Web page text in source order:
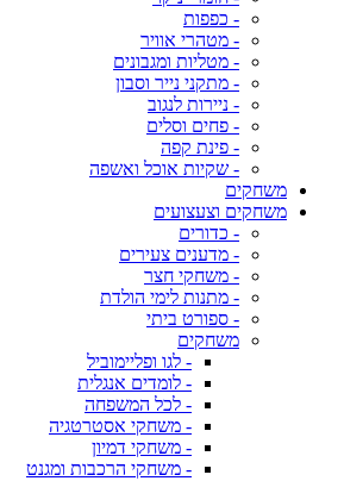
- כפפות
- מטהרי אוויר
- מטליות ומגבונים
- מתקני נייר וסבון
- ניירות לנגוב
- פחים וסלים
- פינת קפה
- שקיות אוכל ואשפה
משחקים
משחקים וצעצועים
- כדורים
- מדענים צעירים
- משחקי חצר
- מתנות לימי הולדת
- ספורט ביתי
משחקים
- לגו ופליימוביל
- לומדים אנגלית
- לכל המשפחה
- משחקי אסטרטגיה
- משחקי דמיון
- משחקי הרכבות ומגנט